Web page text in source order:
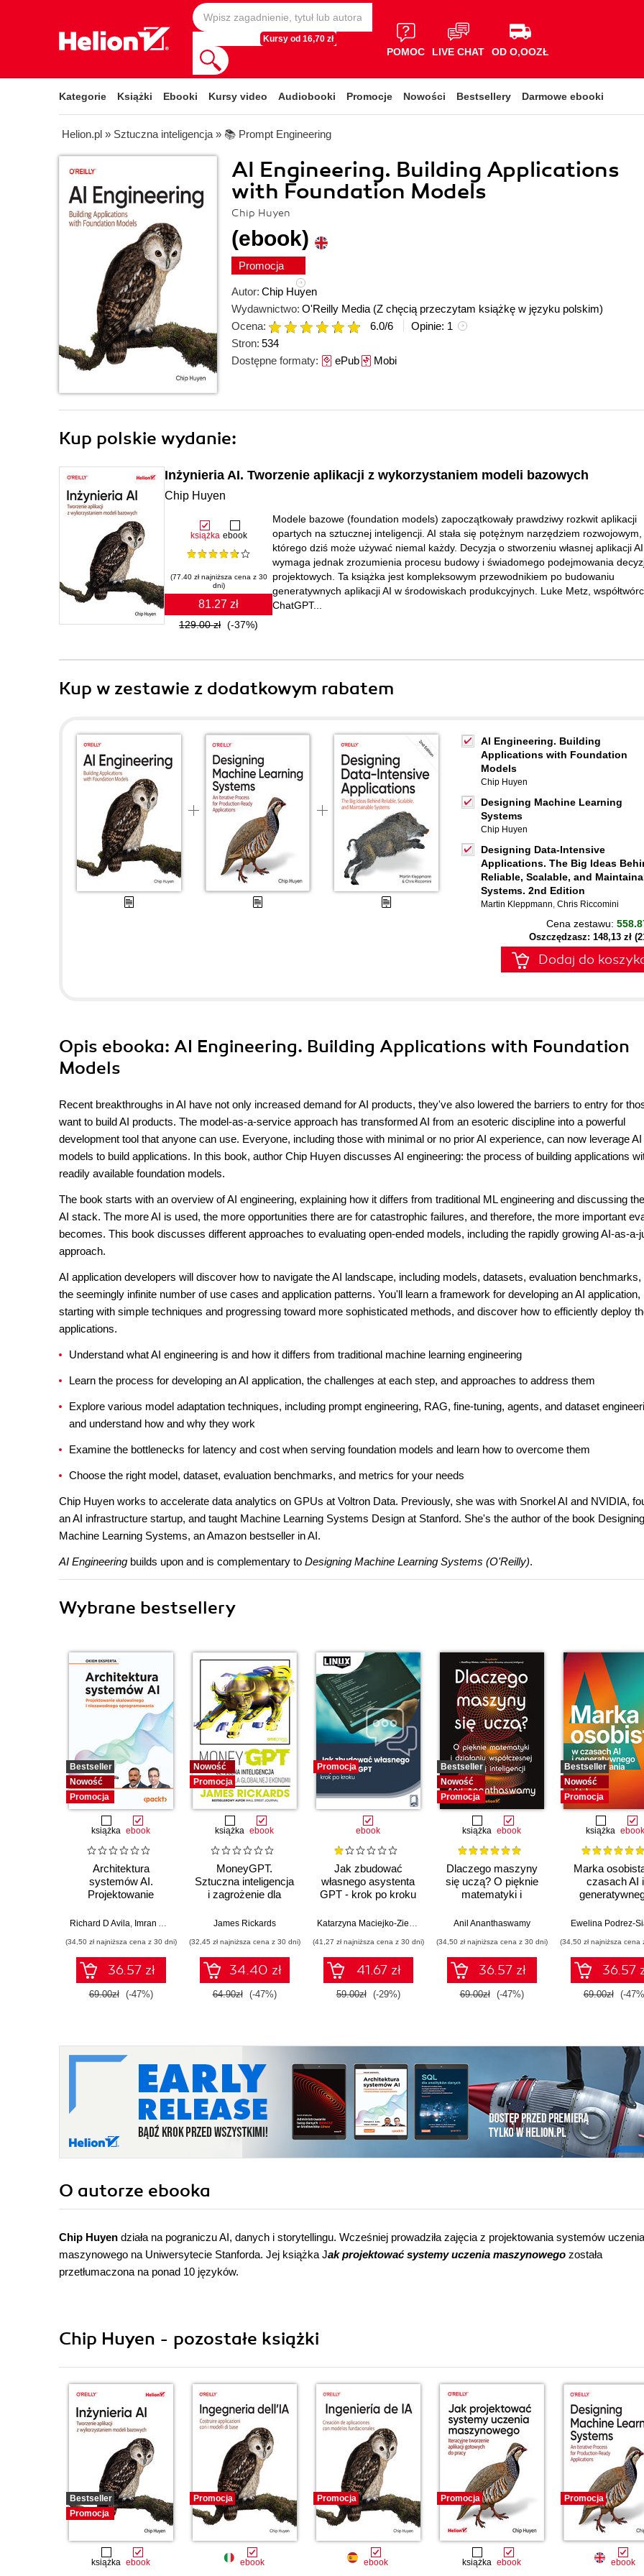
Kursy od 16,70 zł
POMOC LIVE CHAT OD O,OOZŁ
Kategorie Książki Ebooki Kursy video Audiobooki Promocje Nowości Bestsellery Darmowe ebooki
Helion.pl » Sztuczna inteligencja » 📚 Prompt Engineering
AI Engineering. Building Applications
with Foundation Models
Chip Huyen
(ebook)
Promocja
Autor: Chip Huyen
Wydawnictwo: O'Reilly Media (Z chęcią przeczytam książkę w języku polskim)
Ocena:
6.0/6 Opinie: 1
Stron: 534
Dostępne formaty: ePubMobi
Kup polskie wydanie:
Inżynieria AI. Tworzenie aplikacji z wykorzystaniem modeli bazowych
Chip Huyen
książka ebook
(77.40 zł najniższa cena z 30
dni)
81.27 zł
129.00 zł (-37%)
Modele bazowe (foundation models) zapoczątkowały prawdziwy rozkwit aplikacji
opartych na sztucznej inteligencji. AI stała się potężnym narzędziem rozwojowym,
którego dziś może używać niemal każdy. Decyzja o stworzeniu własnej aplikacji AI
wymaga jednak zrozumienia procesu budowy i świadomego podejmowania
projektowych. Ta książka jest kompleksowym przewodnikiem po budowaniu
generatywnych aplikacji AI w środowiskach produkcyjnych. Luke Metz,
ChatGPT...
Kup w zestawie z dodatkowym rabatem
AI Engineering. Building
Applications with Foundation
Models
Chip Huyen
Designing Machine Learning
Systems
Chip Huyen
Designing Data-Intensive
Applications. The Big Ideas
Reliable, Scalable, and
Systems. 2nd Edition
Martin Kleppmann, Chris Riccomini
Cena zestawu:
Oszczędzasz: 148,13 zł
Dodaj do
Opis ebooka: AI Engineering. Building Applications with Foundation
Models
Recent breakthroughs in AI have not only increased demand for AI products, they've also lowered the barriers to entry for
want to build AI products. The model-as-a-service approach has transformed AI from an esoteric discipline into a powerful
development tool that anyone can use. Everyone, including those with minimal or no prior AI experience, can now leverage AI
models to build applications. In this book, author Chip Huyen discusses AI engineering: the process of building applications
readily available foundation models.
The book starts with an overview of AI engineering, explaining how it differs from traditional ML engineering and discussing
AI stack. The more AI is used, the more opportunities there are for catastrophic failures, and therefore, the more important
becomes. This book discusses different approaches to evaluating open-ended models, including the rapidly growing AI-as-a-
approach.
AI application developers will discover how to navigate the AI landscape, including models, datasets, evaluation benchmarks,
the seemingly infinite number of use cases and application patterns. You'll learn a framework for developing an AI application,
starting with simple techniques and progressing toward more sophisticated methods, and discover how to efficiently deploy
applications.
Understand what AI engineering is and how it differs from traditional machine learning engineering
Learn the process for developing an AI application, the challenges at each step, and approaches to address them
Explore various model adaptation techniques, including prompt engineering, RAG, fine-tuning, agents, and dataset
and understand how and why they work
Examine the bottlenecks for latency and cost when serving foundation models and learn how to overcome them
Choose the right model, dataset, evaluation benchmarks, and metrics for your needs
Chip Huyen works to accelerate data analytics on GPUs at Voltron Data. Previously, she was with Snorkel AI and NVIDIA,
an AI infrastructure startup, and taught Machine Learning Systems Design at Stanford. She's the author of the book Designing
Machine Learning Systems, an Amazon bestseller in AI.
AI Engineering builds upon and is complementary to Designing Machine Learning Systems (O'Reilly).
Wybrane bestsellery
Bestseller
Nowość
Promocja
książka ebook
Architektura
systemów AI.
Projektowanie
niezawodnego
Richard D Avila, Imran Ahmad
(34,50 zł najniższa cena z 30 dni)
36.57 zł
69.00zł (-47%)
Nowość
Promocja
książka ebook
MoneyGPT.
Sztuczna inteligencja
i zagrożenie dla
James Rickards
(32,45 zł najniższa cena z 30 dni)
34.40 zł
64.90zł (-47%)
Promocja
ebook
Jak zbudować
własnego asystenta
GPT - krok po kroku
Katarzyna Maciejko-Zielińska
(41,27 zł najniższa cena z 30 dni)
41.67 zł
59.00zł (-29%)
Bestseller
Nowość
Promocja
książka ebook
Dlaczego maszyny
się uczą? O pięknie
matematyki i
współczesnej
Anil Ananthaswamy
(34,50 zł najniższa cena z 30 dni)
36.57 zł
69.00zł (-47%)
Bestseller
Nowość
Promocja
książka ebook
Marka
czasach AI i
Ewelina Podrez-
(34,50 zł najniższa cena
36.57
69.00zł (-
O autorze ebooka
Chip Huyen działa na pograniczu AI, danych i storytellingu. Wcześniej prowadziła zajęcia z projektowania systemów uczenia
maszynowego na Uniwersytecie Stanforda. Jej książka Jak projektować systemy uczenia maszynowego została
przetłumaczona na ponad 10 języków.
Chip Huyen - pozostałe książki
Bestseller
Promocja
książka ebook
Promocja
ebook
Promocja
ebook
Promocja
książka ebook
Promocja
ebook